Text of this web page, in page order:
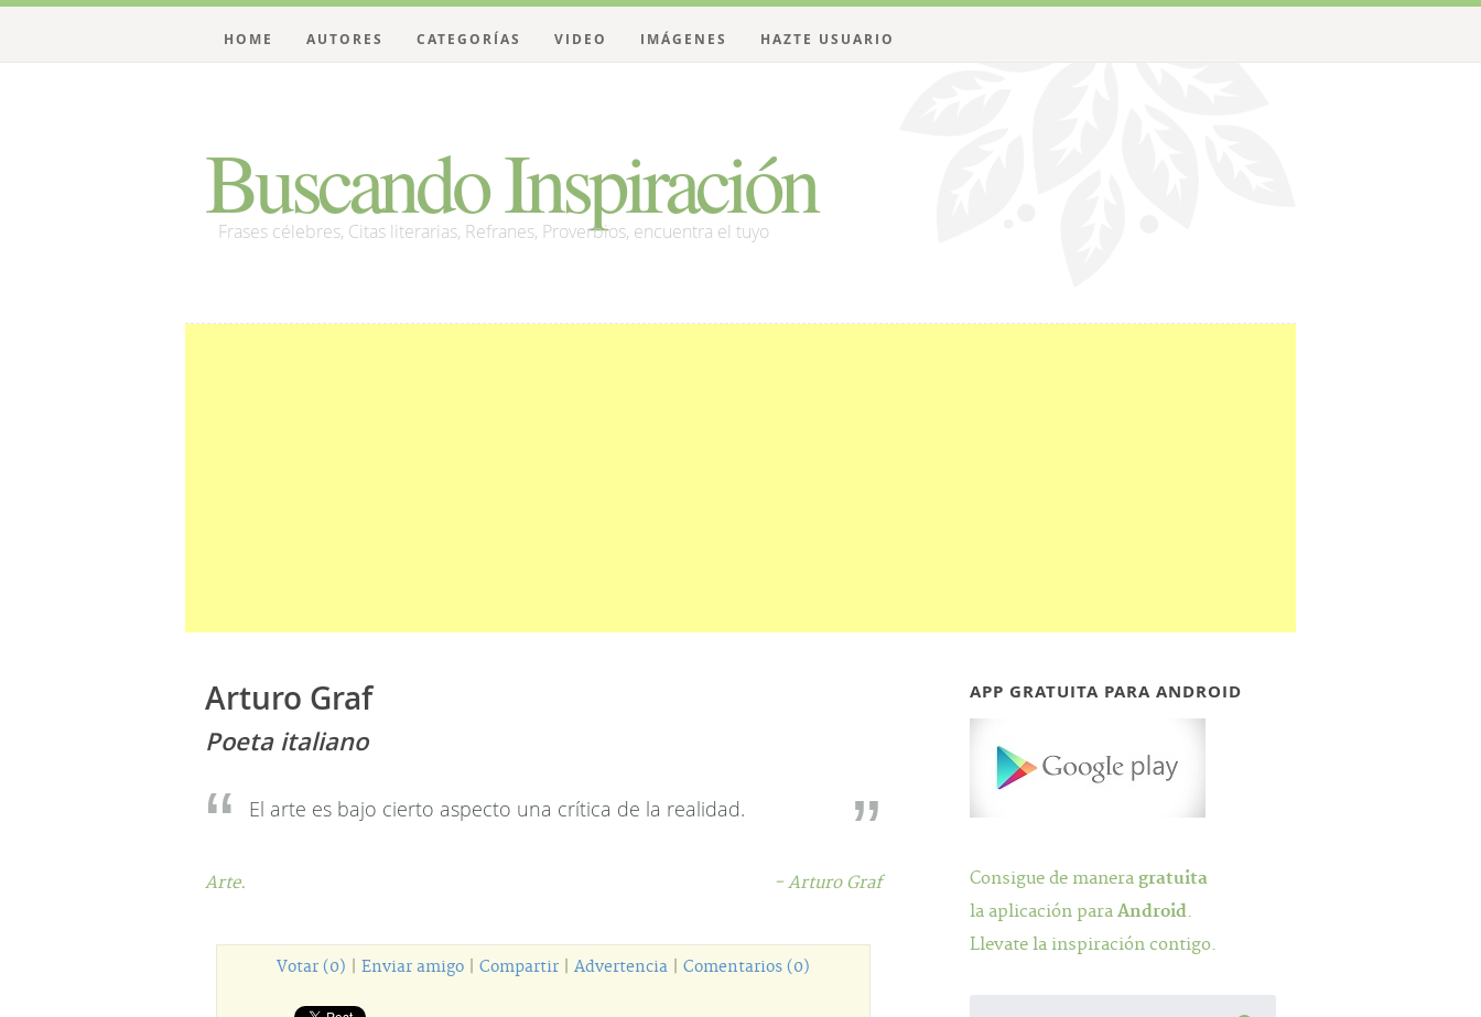
Buscando Inspiración
Frases célebres, Citas literarias, Refranes, Proverbios, encuentra el tuyo
HOME AUTORES CATEGORÍAS VIDEO IMÁGENES HAZTE USUARIO
Arturo Graf
Poeta italiano
El arte es bajo cierto aspecto una crítica de la realidad.
Arte. - Arturo Graf
Votar (0) Enviar amigo Compartir Advertencia Comentarios (0)
APP GRATUITA PARA ANDROID
Consigue de maneragratuita
la aplicación paraAndroid.
Llevate la inspiración contigo.